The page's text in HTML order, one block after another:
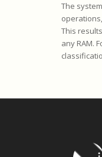
The
This
any RAM.